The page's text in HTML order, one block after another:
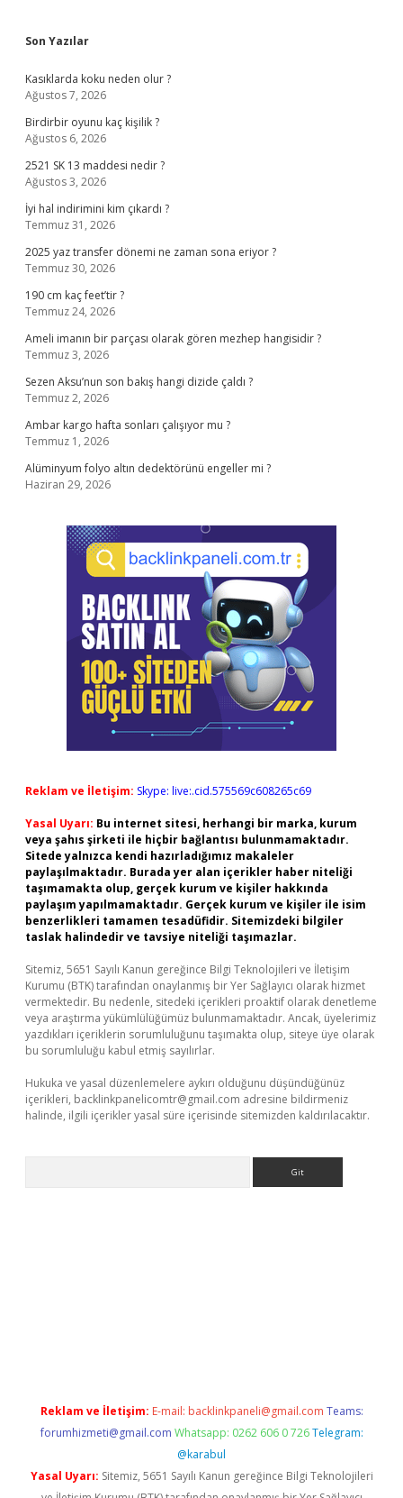
Sidebar
Son Yazılar
Kasıklarda koku neden olur ?
Ağustos 7, 2026
Birdirbir oyunu kaç kişilik ?
Ağustos 6, 2026
2521 SK 13 maddesi nedir ?
Ağustos 3, 2026
İyi hal indirimini kim çıkardı ?
Temmuz 31, 2026
2025 yaz transfer dönemi ne zaman sona eriyor ?
Temmuz 30, 2026
190 cm kaç feet’tir ?
Temmuz 24, 2026
Ameli imanın bir parçası olarak gören mezhep hangisidir ?
Temmuz 3, 2026
Sezen Aksu’nun son bakış hangi dizide çaldı ?
Temmuz 2, 2026
Ambar kargo hafta sonları çalışıyor mu ?
Temmuz 1, 2026
Alüminyum folyo altın dedektörünü engeller mi ?
Haziran 29, 2026
Reklam ve İletişim: Skype: live:.cid.575569c608265c69
Yasal Uyarı: Bu internet sitesi, herhangi bir marka, kurum
veya şahıs şirketi ile hiçbir bağlantısı bulunmamaktadır.
Sitede yalnızca kendi hazırladığımız makaleler
paylaşılmaktadır. Burada yer alan içerikler haber niteliği
taşımamakta olup, gerçek kurum ve kişiler hakkında
paylaşım yapılmamaktadır. Gerçek kurum ve kişiler ile isim
benzerlikleri tamamen tesadüfidir. Sitemizdeki bilgiler
taslak halindedir ve tavsiye niteliği taşımazlar.
Sitemiz, 5651 Sayılı Kanun gereğince Bilgi Teknolojileri ve İletişim
Kurumu (BTK) tarafından onaylanmış bir Yer Sağlayıcı olarak hizmet
vermektedir. Bu nedenle, sitedeki içerikleri proaktif olarak denetleme
veya araştırma yükümlülüğümüz bulunmamaktadır. Ancak, üyelerimiz
yazdıkları içeriklerin sorumluluğunu taşımakta olup, siteye üye olarak
bu sorumluluğu kabul etmiş sayılırlar.
Hukuka ve yasal düzenlemelere aykırı olduğunu düşündüğünüz
içerikleri, backlinkpanelicomtr@gmail.com adresine bildirmeniz
halinde, ilgili içerikler yasal süre içerisinde sitemizden kaldırılacaktır.
Reklam ve İletişim: E-mail: backlinkpaneli@gmail.com Teams:
forumhizmeti@gmail.com Whatsapp: 0262 606 0 726 Telegram:
@karabul
Yasal Uyarı: Sitemiz, 5651 Sayılı Kanun gereğince Bilgi Teknolojileri